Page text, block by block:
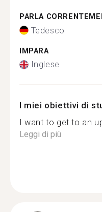
PARLA
Tedesco
IMPARA
Inglese
I miei obiettivi di
I want to get to an
Leggi di più